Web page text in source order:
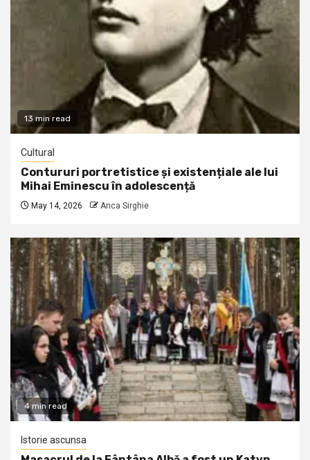
13 min read
Cultural
Contururi portretistice și existențiale ale lui
Mihai Eminescu în adolescență
May 14, 2026 Anca Sirghie
4 min read
Istorie ascunsa